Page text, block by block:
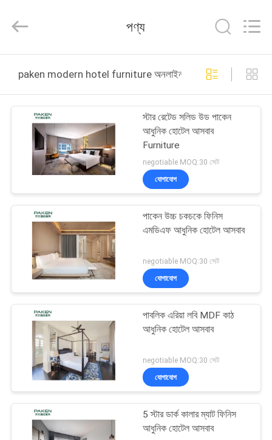
পণ্য
আমাদের
সম্পর্কে
কারখানা
ভ্রমণ
নিয়ন্ত্রণ
যোগাযোগ
উদ্ধৃতির
জন্য
আবেদন
Reserved.
পণ্য
paken modern hotel furniture অনলাইন উত্পাদন
স্টার রেটেড সলিড উড পাকেন
আধুনিক হোটেল আসবাব
Furniture
negotiable MOQ:30 সেট
যোগাযোগ
পাকেন উচ্চ চকচকে ফিনিস
এমডিএফ আধুনিক হোটেল আসবাব
negotiable MOQ:30 সেট
যোগাযোগ
পাবলিক এরিয়া লবি MDF কাঠ
আধুনিক হোটেল আসবাব
negotiable MOQ:30 সেট
যোগাযোগ
5 স্টার ডার্ক কালার ম্যাট ফিনিস
আধুনিক হোটেল আসবাব